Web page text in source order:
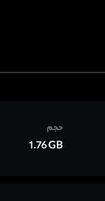
حجم
1.76 GB